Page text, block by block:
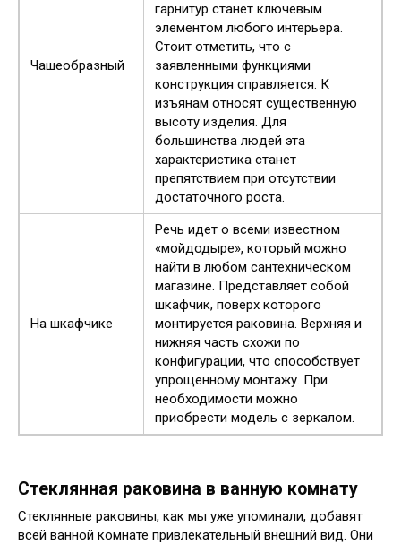
Чашеобразный
гарнитур станет ключевым
элементом любого интерьера.
Стоит отметить, что с
заявленными функциями
конструкция справляется. К
изъянам относят существенную
высоту изделия. Для
большинства людей эта
характеристика станет
препятствием при отсутствии
достаточного роста.
На шкафчике
Речь идет о всеми известном
«мойдодыре», который можно
найти в любом сантехническом
магазине. Представляет собой
шкафчик, поверх которого
монтируется раковина. Верхняя и
нижняя часть схожи по
конфигурации, что способствует
упрощенному монтажу. При
необходимости можно
приобрести модель с зеркалом.
Стеклянная раковина в ванную комнату
Стеклянные раковины, как мы уже упоминали, добавят
всей ванной комнате привлекательный внешний вид. Они